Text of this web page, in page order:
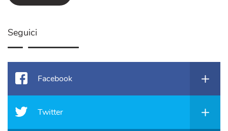
Seguici
Facebook
Twitter